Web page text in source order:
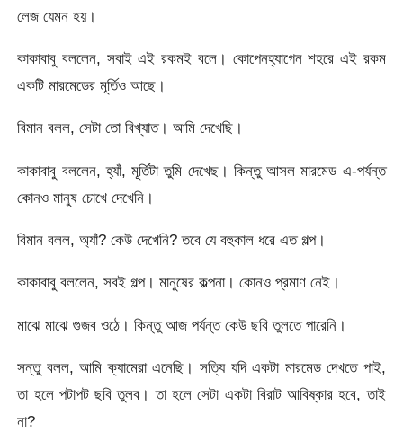
লেজ যেমন হয়।
কাকাবাবু বললেন, সবাই এই রকমই বলে। কোপেনহ্যাগেন শহরে এই রকম
একটি মারমেডের মূর্তিও আছে।
বিমান বলল, সেটা তো বিখ্যাত। আমি দেখেছি।
কাকাবাবু বললেন, হ্যাঁ, মূর্তিটা তুমি দেখেছ। কিন্তু আসল মারমেড এ-পর্যন্ত
কোনও মানুষ চোখে দেখেনি।
বিমান বলল, অ্যাঁ? কেউ দেখেনি? তবে যে বহুকাল ধরে এত গল্প।
কাকাবাবু বললেন, সবই গল্প। মানুষের কল্পনা। কোনও প্রমাণ নেই।
মাঝে মাঝে গুজব ওঠে। কিন্তু আজ পর্যন্ত কেউ ছবি তুলতে পারেনি।
সন্তু বলল, আমি ক্যামেরা এনেছি। সত্যি যদি একটা মারমেড দেখতে পাই,
তা হলে পটাপট ছবি তুলব। তা হলে সেটা একটা বিরাট আবিষ্কার হবে, তাই
না?